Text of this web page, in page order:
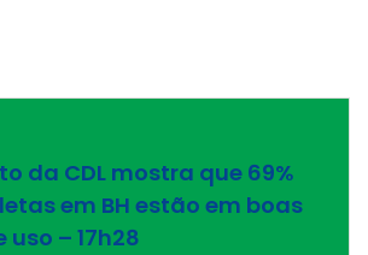
da CDL mostra que 69%
em BH estão em boas
– 17h28